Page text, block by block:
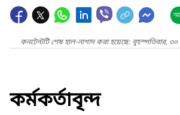
কনটেন্টটি শেষ হাল-নাগাদ করা হয়েছে: বৃহস্পতিবার,
কর্মকর্তাবৃন্দ